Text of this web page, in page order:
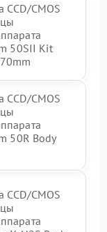
CCD/CMOS
50SII Kit
CCD/CMOS
50R Body
CCD/CMOS